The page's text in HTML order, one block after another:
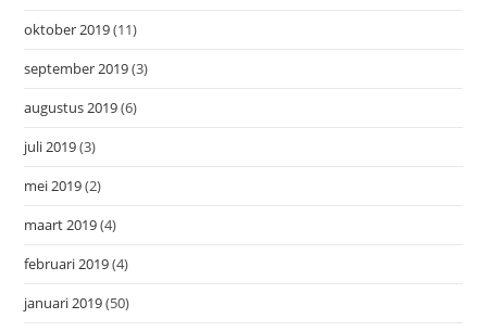
oktober 2019(11)
september 2019(3)
augustus 2019(6)
juli 2019(3)
mei 2019(2)
maart 2019(4)
februari 2019(4)
januari 2019(50)